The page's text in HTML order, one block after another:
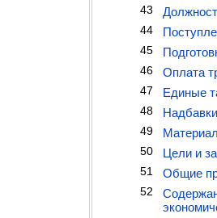
43
44
45
46 Оплата
47 Единые
48
49
50 Цели и
51 Общие
52